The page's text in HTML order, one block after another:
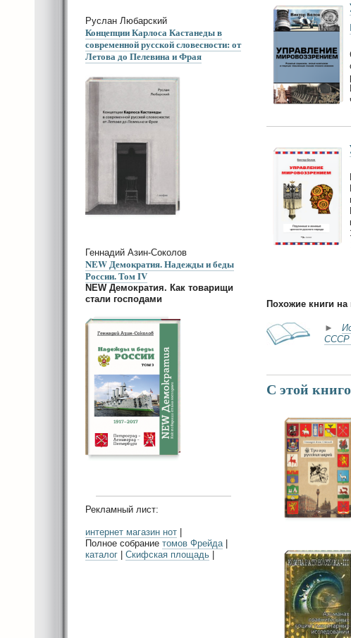
Похожие книги
►
СССР
С этой
Руслан Любарский
Концепции Карлоса Кастанеды в
современной русской словесности: от
Летова до Пелевина и Фрая
Геннадий Азин-Соколов
NEW Демократия. Надежды и беды
России. Том IV
NEW Демократия. Как товарищи
стали господами
Рекламный лист:
интернет магазин нот
Полное собрание томов Фрейда|
каталог
Скифская площадь